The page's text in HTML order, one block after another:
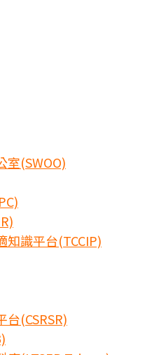
室(SWOO)
知識平台(TCCIP)
(CSRSR)